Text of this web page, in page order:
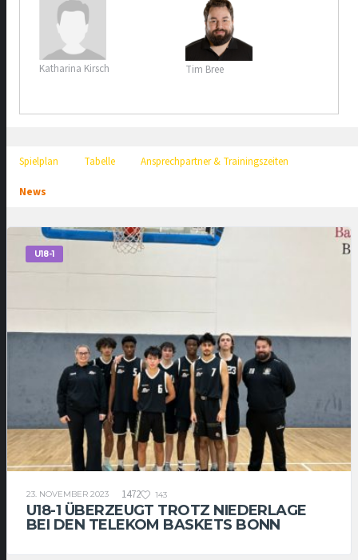
Katharina Kirsch Tim Bree
Spielplan Tabelle Ansprechpartner & Trainingszeiten
News
U18-1
23. NOVEMBER 2023 1472 143
U18-1 ÜBERZEUGT TROTZ NIEDERLAGE
BEI DEN TELEKOM BASKETS BONN